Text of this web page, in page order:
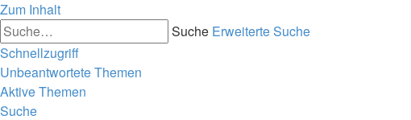
Zum Inhalt
Suche Erweiterte Suche
Schnellzugriff
Unbeantwortete Themen
Aktive Themen
Suche